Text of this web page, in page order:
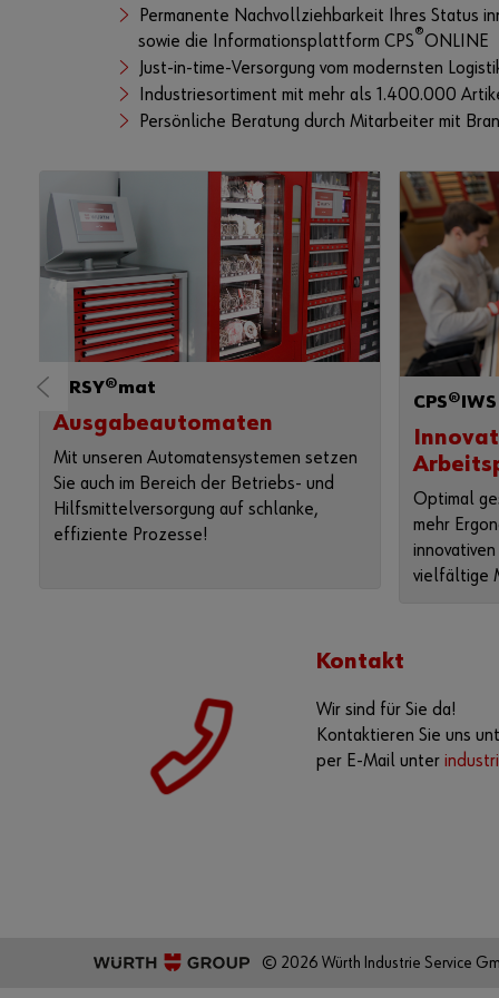
Permanente Nachvollziehbarkeit Ihres Status
sowie die Informationsplattform CPS®ONLINE
Just-in-time-Versorgung vom modernsten
Industriesortiment mit mehr als 1.400.000
Persönliche Beratung durch Mitarbeiter mit
ORSY®mat
Ausgabeautomaten
Mit unseren Automatensystemen setzen
Sie auch im Bereich der Betriebs- und
Hilfsmittelversorgung auf schlanke,
effiziente Prozesse!
CPS®IWS
Optimal
mehr
vielfältige
Kontakt
Wir sind für Sie da!
Kontaktieren Sie uns
per E-Mail unter
© 2026 Würth Industrie Service